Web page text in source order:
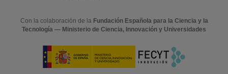
Con la colaboración de la Fundación Española para la Ciencia y la
Tecnología — Ministerio de Ciencia, Innovación y Universidades